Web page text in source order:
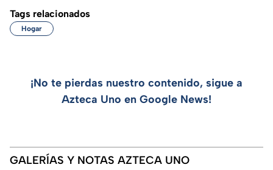
Tags relacionados
Hogar
¡No te pierdas nuestro contenido, sigue a
Azteca Uno en Google News!
GALERÍAS Y NOTAS AZTECA UNO